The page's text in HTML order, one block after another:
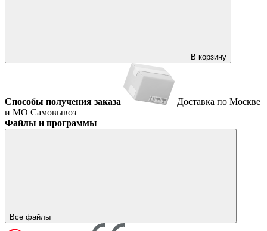
В корзину
Способы получения заказа
Доставка по Москве
и МО Самовывоз
Файлы и программы
Все файлы